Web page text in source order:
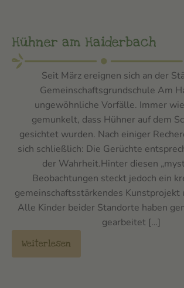
Hühner am Haiderbach
Seit März ereignen sich an der
Gemeinschaftsgrundschule Am
ungewöhnliche Vorfälle. Immer
gemunkelt, dass Hühner auf dem
gesichtet wurden. Nach einiger
sich schließlich: Die Gerüchte
der Wahrheit.Hinter diesen
Beobachtungen steckt jedoch ein
gemeinschaftsstärkendes Kunstprojekt
Alle Kinder beider Standorte haben
gearbeitet […]
Weiterlesen